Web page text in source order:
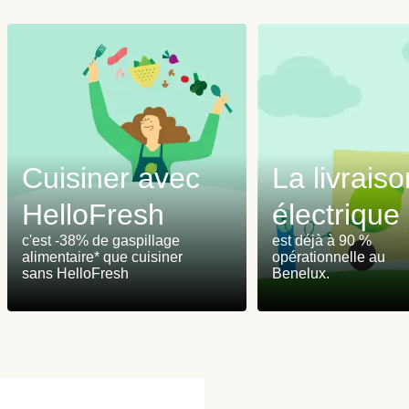
Cuisiner avec
HelloFresh
c'est -38% de gaspillage
alimentaire* que cuisiner
sans HelloFresh
La
électrique
est déjà à 90 %
opérationnelle au
Benelux.